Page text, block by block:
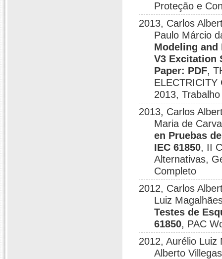
Proteção e
2013, Carlos
Paulo Márcio
Modeling and
V3 Excitation
Paper: PDF,
ELECTRICITY
2013,
2013, Carlos
Maria de
en Pruebas
IEC 61850, II
Alternativas,
Completo
2012, Carlos
Luiz
Testes de
61850, PAC
2012, Aurélio Luiz
Alberto